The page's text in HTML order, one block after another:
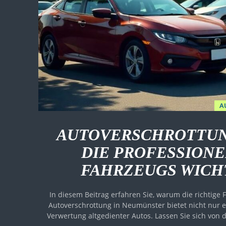
DIE
FAHRZEUGS
In diesem Beitrag erfahren Sie, warum die
Autoverschrottung in Neumünster bietet nicht nur
Verwertung altgedienter Autos. Lassen Sie sich